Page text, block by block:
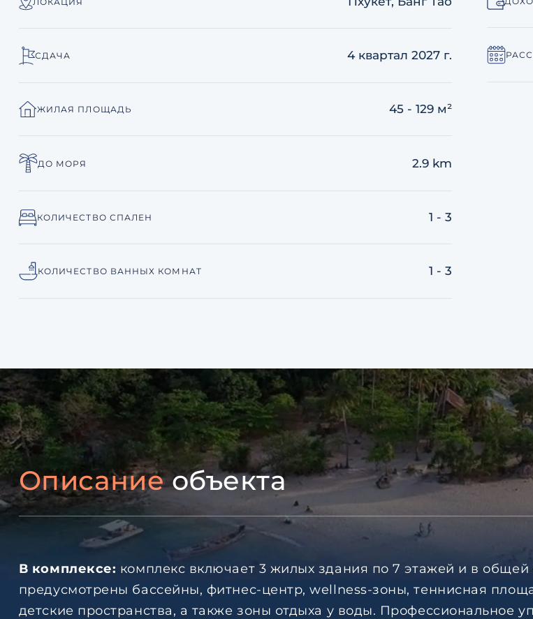
СДАЧА 4 квартал 2027 г.
ЖИЛАЯ ПЛОЩАДЬ 45 - 129 м²
ДО МОРЯ 2.9 km
КОЛИЧЕСТВО СПАЛЕН 1 - 3
КОЛИЧЕСТВО ВАННЫХ КОМНАТ 1 - 3
Описаниеобъекта
В комплексе: комплекс включает 3 жилых здания по 7 этажей и в
предусмотрены бассейны, фитнес-центр, wellness-зоны, теннисная
детские пространства, а также зоны отдыха у воды. Профессиональное